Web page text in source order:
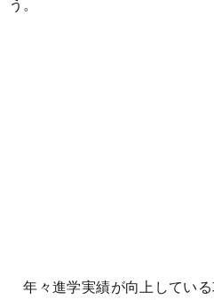
年々進学実績が向上してい